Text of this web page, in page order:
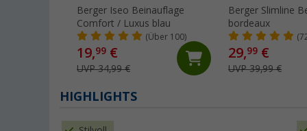
Berger Iseo Beinauflage
Comfort / Luxus blau
(Über 100)
19,99 €
UVP 34,99 €
Berger Slimline
bordeaux
29,99 €
UVP 39,99 €
HIGHLIGHTS